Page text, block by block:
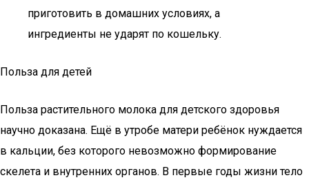
приготовить в домашних условиях, а
ингредиенты не ударят по кошельку.
Польза для детей
Польза растительного молока для детского здоровья
научно доказана. Ещё в утробе матери ребёнок нуждается
в кальции, без которого невозможно формирование
скелета и внутренних органов. В первые годы жизни тело